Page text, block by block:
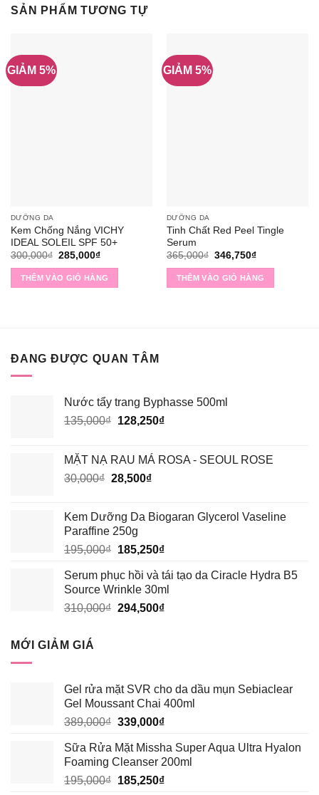
SẢN PHẨM TƯƠNG TỰ
GIẢM 5%
DƯỠNG DA
Kem Chống Nắng VICHY
IDEAL SOLEIL SPF 50+
300,000₫ Giá
là:
300,000₫.
285,000₫Giá
tại
là:
THÊM VÀO GIỎ HÀNG
GIẢM 5%
DƯỠNG DA
Tinh Chất Red Peel Tingle
Serum
365,000₫ Giá
là:
365,000₫.
346,750₫Giá
tại
là:
THÊM VÀO GIỎ HÀNG
ĐANG ĐƯỢC QUAN TÂM
Nước tẩy trang Byphasse 500ml
135,000₫ Giá
135,000₫.
128,250₫Giá
là:
MẶT NẠ RAU MÁ ROSA - SEOUL ROSE
30,000₫ Giá
30,000₫.
28,500₫Giá
là:
Kem Dưỡng Da Biogaran Glycerol Vaseline
Paraffine 250g
195,000₫ Giá
là:
195,000₫.
185,250₫Giá
tại
là:
185,250₫.
Serum phục hồi và tái tạo da Ciracle Hydra B5
Source Wrinkle 30ml
310,000₫ Giá
294,500₫Giá
MỚI GIẢM GIÁ
Gel rửa mặt SVR cho da dầu mụn Sebiaclear
Gel Moussant Chai 400ml
389,000₫ Giá
là:
389,000₫.
339,000₫Giá
tại
là:
339,000₫.
Sữa Rửa Mặt Missha Super Aqua Ultra Hyalon
Foaming Cleanser 200ml
195,000₫ Giá
185,250₫Giá